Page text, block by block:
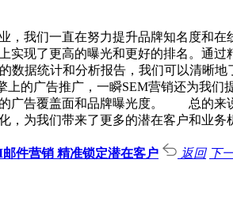
，我们一直在努力提升品牌知名度和
实现了更高的曝光和更好的排名。通
数据统计和分析报告，我们可以清晰
上的广告推广，一瞬SEM营销还为我
广告覆盖面和品牌曝光度。 总的来
，为我们带来了更多的潜在客户和业
件营销 精准锁定潜在客户 返回 下